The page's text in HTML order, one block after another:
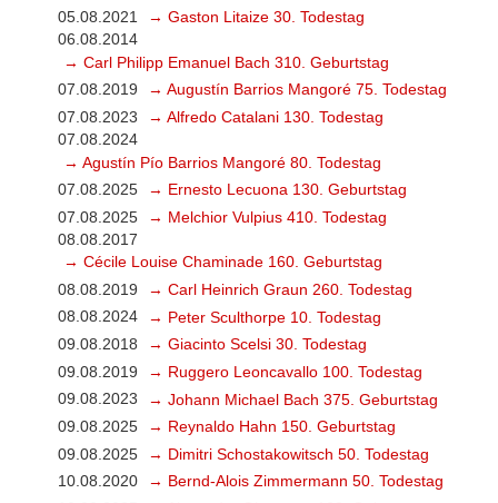
05.08.2021
→ Gaston Litaize 30. Todestag
06.08.2014
→ Carl Philipp Emanuel Bach 310. Geburtstag
07.08.2019
→ Augustín Barrios Mangoré 75. Todestag
07.08.2023
→ Alfredo Catalani 130. Todestag
07.08.2024
→ Agustín Pío Barrios Mangoré 80. Todestag
07.08.2025
→ Ernesto Lecuona 130. Geburtstag
07.08.2025
→ Melchior Vulpius 410. Todestag
08.08.2017
→ Cécile Louise Chaminade 160. Geburtstag
08.08.2019
→ Carl Heinrich Graun 260. Todestag
08.08.2024
→ Peter Sculthorpe 10. Todestag
09.08.2018
→ Giacinto Scelsi 30. Todestag
09.08.2019
→ Ruggero Leoncavallo 100. Todestag
09.08.2023
→ Johann Michael Bach 375. Geburtstag
09.08.2025
→ Reynaldo Hahn 150. Geburtstag
09.08.2025
→ Dimitri Schostakowitsch 50. Todestag
10.08.2020
→ Bernd-Alois Zimmermann 50. Todestag